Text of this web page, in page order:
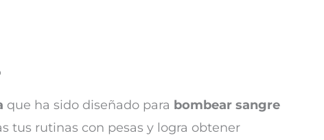
que ha sido diseñado para bombear sangre
tus rutinas con pesas y logra obtener